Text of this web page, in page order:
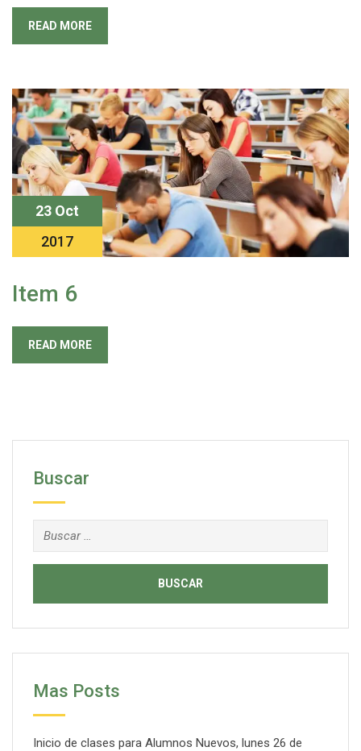
READ MORE
23 Oct
2017
Item 6
READ MORE
Buscar
Buscar:
Mas Posts
Inicio de clases para Alumnos Nuevos, lunes 26 de